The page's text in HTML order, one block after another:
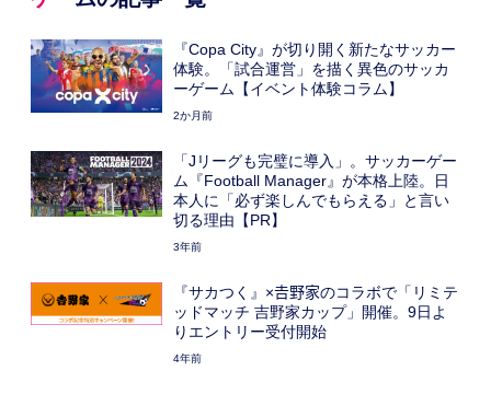
ブンデスリーガ
UEFA
高校サッカー
『Copa City』が切り開く新たなサッカー
体験。「試合運営」を描く異色のサッカ
ーゲーム【イベント体験コラム】
2か月前
「Jリーグも完璧に導入」。サッカーゲー
ム『Football Manager』が本格上陸。日
本人に「必ず楽しんでもらえる」と言い
切る理由【PR】
3年前
『サカつく』×𠮷野家のコラボで「リミテ
ッドマッチ 吉野家カップ」開催。9日よ
りエントリー受付開始
4年前